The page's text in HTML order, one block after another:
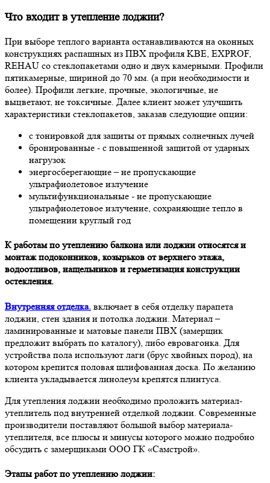
Что входит в утепление лоджии?
При выборе теплого варианта останавливаются на оконных
конструкциях распашных из ПВХ профиля KBE, EXPROF,
REHAU со стеклопакетами одно и двух камерными. Профили
пятикамерные, шириной до 70 мм. (а при необходимости и
более). Профили легкие, прочные, экологичные, не
выцветают, не токсичные. Далее клиент может улучшить
характеристики стеклопакетов, заказав следующие опции:
с тонировкой для защиты от прямых солнечных лучей
бронированные - с повышенной защитой от ударных
нагрузок
энергосберегающие – не пропускающие
ультрафиолетовое излучение
мультифункциональные - не пропускающие
ультрафиолетовое излучение, сохраняющие тепло в
помещении круглый год
К работам по утеплению балкона или лоджии относятся и
монтаж подоконников, козырьков от верхнего этажа,
водоотливов, нащельников и герметизация конструкции
остекления.
Внутренняя отделка. включает в себя отделку парапета
лоджии, стен здания и потолка лоджии. Материал –
ламинированные и матовые панели ПВХ (замерщик
предложит выбрать по каталогу), либо евровагонка. Для
устройства пола используют лаги (брус хвойных пород), на
котором крепится половая шлифованная доска. По желанию
клиента укладывается линолеум крепятся плинтуса.
Для утепления лоджии необходимо проложить материал-
утеплитель под внутренней отделкой лоджии. Современные
производители поставляют большой выбор материала-
утеплителя, все плюсы и минусы которого можно подробно
обсудить с замерщиками ООО ГК «Самстрой».
Этапы работ по утеплению лоджии: